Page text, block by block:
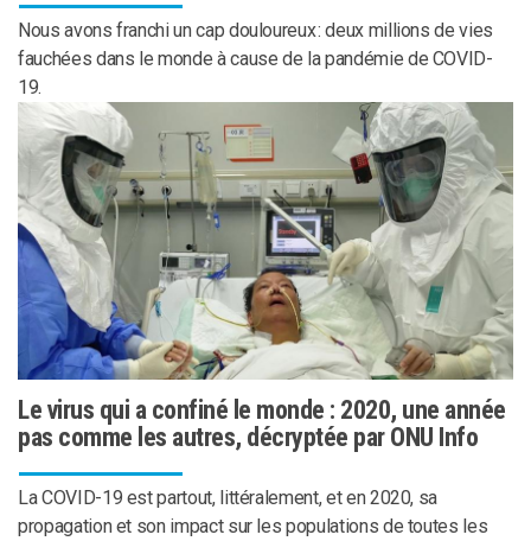
Nous avons franchi un cap douloureux : deux millions de vies
fauchées dans le monde à cause de la pandémie de COVID-
19.
Le virus qui a confiné le monde : 2020, une année
pas comme les autres, décryptée par ONU Info
La COVID-19 est partout, littéralement, et en 2020, sa
propagation et son impact sur les populations de toutes les